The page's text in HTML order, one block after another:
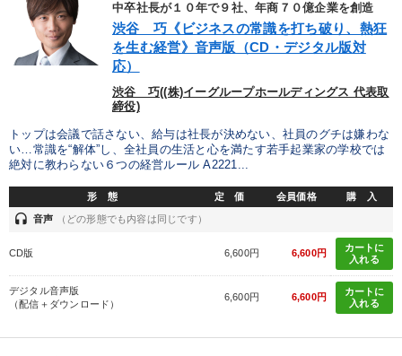
中卒社長が１０年で９社、年商７０億企業を創造
渋谷 巧《ビジネスの常識を打ち破り、熱狂
を生む経営》音声版（CD・デジタル版対
応）
渋谷 巧((株)イーグループホールディングス 代表取
締役)
トップは会議で話さない、給与は社長が決めない、社員のグチは嫌わな
い…常識を“解体”し、全社員の生活と心を満たす若手起業家の学校では
絶対に教わらない６つの経営ルール A2221...
形 態 定 価 会員価格 購 入
headset 音声 （どの形態でも内容は同じです）
CD版 6,600円 6,600円
カートに
入れる
デジタル音声版
（配信＋ダウンロード）
6,600円 6,600円
カートに
入れる